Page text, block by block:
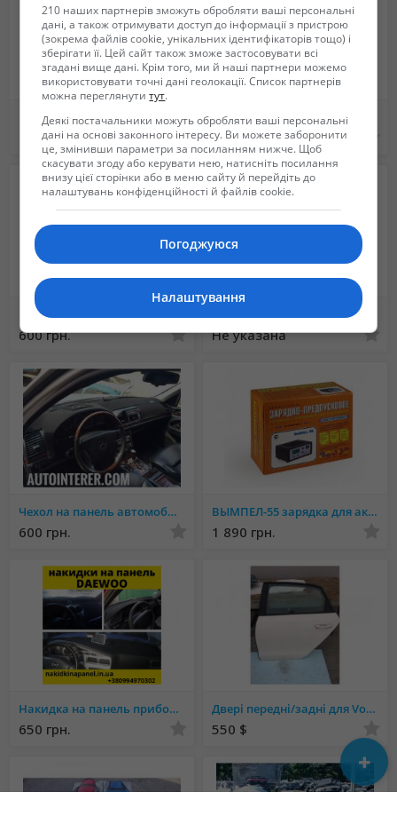
Накидка на панель торпеду BMW e30, e 34, e36, e38, e39, X1, x3, x5, x6.
650 грн. 650 грн.
Накидка на панель приборов Mercedes
600 грн. Не указана
Чехол на панель автомобиля Более 1000 МОДЕЛЕЙ
600 грн.
ВЫМПЕЛ-55 зарядка для аккумуляторов
1 890 грн.
Накидка на панель приборов део ланос
650 грн.
Двері передні/задні для Volkswagen Passat B7 USA
550 $
210 наших партнерів зможуть обробляти ваші персональні
дані, а також отримувати доступ до інформації з пристрою
(зокрема файлів cookie, унікальних ідентифікаторів тощо) і
зберігати її. Цей сайт також зможе застосовувати всі
згадані вище дані. Крім того, ми й наші партнери можемо
використовувати точні дані геолокації. Список партнерів
можна переглянутитут.
Деякі постачальники можуть обробляти ваші персональні
дані на основі законного інтересу. Ви можете заборонити
це, змінивши параметри за посиланням нижче. Щоб
скасувати згоду або керувати нею, натисніть посилання
внизу цієї сторінки або в меню сайту й перейдіть до
налаштувань конфіденційності й файлів cookie.
Погоджуюся
Налаштування